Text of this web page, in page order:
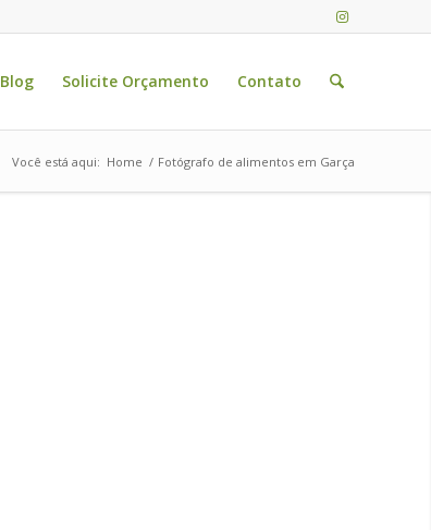
Blog Solicite Orçamento Contato
Você está aqui: Home / Fotógrafo de alimentos em Garça